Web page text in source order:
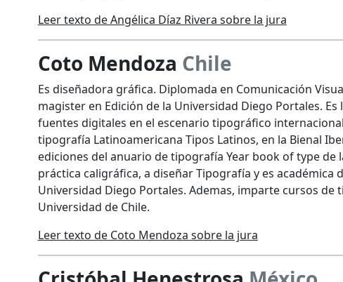
Leer texto de Angélica Díaz Rivera sobre la jura
Coto Mendoza Chile
Es diseñadora gráfica. Diplomada en Comunicación
magister en Edición de la Universidad Diego Portales.
fuentes digitales en el escenario tipográfico
tipografía Latinoamericana Tipos Latinos, en la Bienal
ediciones del anuario de tipografía Year book of type de
práctica caligráfica, a diseñar Tipografía y es académica
Universidad Diego Portales. Ademas, imparte cursos de
Universidad de Chile.
Leer texto de Coto Mendoza sobre la jura